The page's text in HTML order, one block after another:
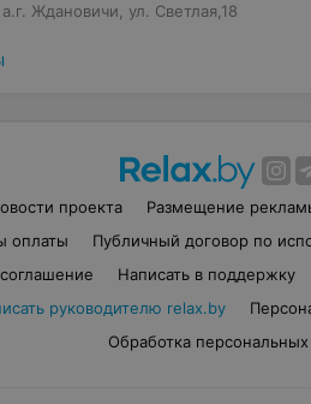
Ждановичи, ул. Светлая,18
проекта Размещение
оплаты
Публичный договор по
Написать в поддержку
руководителю relax.by
Обработка